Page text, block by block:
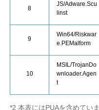
8
JS/Adware.Scu
linst
9
Win64/Riskwar
e.PEMalform
10
MSIL/TrojanDo
wnloader.Agen
t
*2 本表にはPUAを含めていま